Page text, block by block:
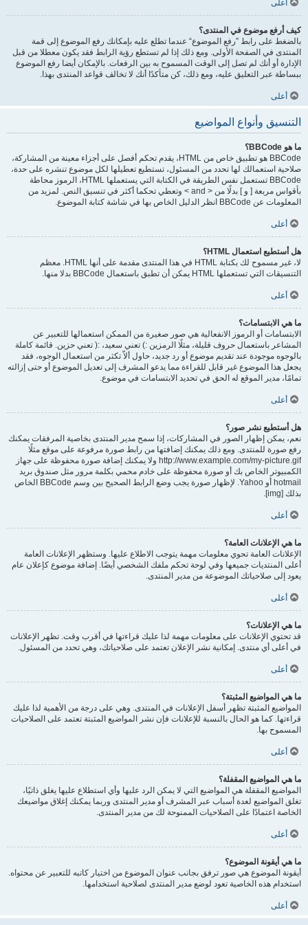
أعلى
كيف أرفع موضوع في المنتدى؟
بالضغط على رابط ”رفع الموضوع“ عندما تطلع عليه بإمكانك رفع الموضوع إلى قمة
المنتدى في الصفحة الأولى. ومع ذلك إذا لم تستطع رؤية الرابط فقد يكون معطلا من قبل
الإدارة أو أنك لم تصل إلى الوقت المسموح به بين الرفعات. بالإمكان أيضا رفع الموضوع
ببساطة عبر التعليق عليه، ومع ذلك، كن متأكدًا أنك لا تخالف قواعد المنتدى بهذا.
أعلى
التنسيق وأنواع المواضيع
ما هو BBCode؟
BBCode هو تطبيق خاص من HTML، يقدم تحكم أفصل على أجزاء معينة من المشاركة،
صلاحية استعمالك لها تحدد من المسئول، تستطيع تعطيلها لكل موضوع تنشره على حدة،
BBCode تستعمل نفس الطريقة في الكتابة التي يستعملها HTML، الرموز محاطة
بأقواس مربعة [ و ] بدلًا من < and > وتعطي تحكما أكثر في تنسيق النص. لمزيد من
المعلومات عن BBCode انظر الدليل الخاص بها في شاشة كتابة الموضوع.
أعلى
هل أستطيع استعمال HTML؟
لا، غير مسموح لك بكتابة HTML في هذا المنتدى مقدمة على أنها HTML. معظم
التنسيقات التي تستعملها HTML يمكن أن تطبق باستعمال BBCode بدلا منها.
أعلى
ما هي الابتسامات؟
الابتسامات أو الرموز الانفعالية هي صور صغيرة من الممكن استعمالها للتعبير عن
المشاعر باستعمال حروف قليلة، مثلًا الرمزين :) تعني سعيد، :( تعني حزين. قائمة كاملة
بالوجوه موجودة عند تقديم موضوع أو رد جديد، حاول ألاّ تكثر من استعمال الوجوه، فقد
يجعل هذا الموضوع غير قابل للقراءة مما يدعو المشرف إلى تعديل الموضوع أو حتى إزالته
تمامًا، مدير الموقع له الحق في تحديد الابتسامات في موضوع.
أعلى
هل أستطيع نشر صور؟
نعم، يمكن إظهار الصور في المشاركات، إذا سمح مدير المنتدى بخاصية المرفقات يمكنك
رفع صورة للمنتدى. ومع ذلك يمكنك إضافتها من رابط صورة مرفوعة على موقع مثلًا
http://www.example.com/my-picture.gif ولا يمكنك إضافة صورة محفوظة على جهاز
الكمبيوتر الخاص بك أو صورة محفوظة على خادم محمي بكلمة مرور مثل صندوق بريد
hotmail أو Yahoo. لإظهار صورة يجب وضع الرابط الصحيح بين وسم BBCode الخاص
بذلك [img].
أعلى
ما هي الإعلانات العامة؟
الإعلانات العامة تحوي معلومات مهمة يتوجب الاطلاع عليها. وستظهر الإعلانات العامة
أعلى المنتديات جميعها وفي لوحة تحكم ملفك الشخصي أيضًا. إضافة موضوع كإعلان عام
يعود إلى صلاحياتك الموضوعة من مدير المنتدى.
أعلى
ما هي الإعلانات؟
قد تحتوي الإعلانات على معلومات مهمة لذا عليك قراءتها في أقرب وقت. تظهر الإعلانات
في أعلى أي منتدى. إمكانية نشر الإعلان تعتمد على صلاحياتك، وهي تحدد من المسئول.
أعلى
ما هي المواضيع المثبتة؟
المواضيع المثبتة تظهر أسفل الإعلانات في المنتدى. وهي على درجة من الأهمية لذا عليك
قراءتها. كما هو الحال بالنسبة للإعلانات فإن نشر المواضيع المثبتة تعتمد على الصلاحيات
المسموح بها.
أعلى
ما هي المواضيع المقفلة؟
المواضيع المقفلة هي المواضيع التي لا يمكن الرد عليها وأي استطلاع عليها يغلق ذاتيًا،
تغلق المواضيع لعدة أسباب عبر المشرف أو مدير المنتدى وربما يمكنك إغلاق مواضيعك
الخاصة اعتمادًا على الصلاحيات الممنوحة لك من مدير المنتدى.
أعلى
ما هي أيقونة الموضوع؟
أيقونة الموضوع هي صور ترفق بجانب عنوان الموضوع من اختيار كاتبه للتعبير عن محتواه.
استخدام هذه الخاصية تعود لوضع مدير المنتدى لصلاحية استخدامها.
أعلى